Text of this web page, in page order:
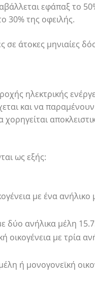
εφάπαξ το
30% της οφειλής.
άτοκες μηνιαίες
ηλεκτρικής
και να παραμένουν
ως εξής:
με ένα ανήλικο
δύο ανήλικα μέλη
οικογένεια με τρία
ή μονογονεϊκή